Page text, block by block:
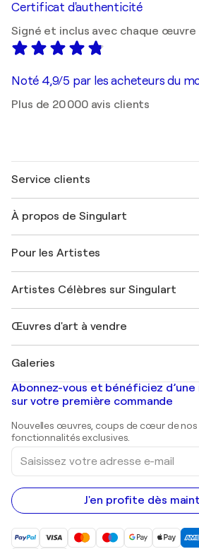
Certificat d'authenticité
Signé et inclus avec chaque œuvre
Noté 4,9/5 par les acheteurs du
Plus de 20 000 avis clients
Service clients
Expédition
Offrir une carte cadeau
Rejoignez notre programme
Mon compte
+33 1 76 44 06 42
À propos de Singulart
FAQ
Magazine Singulart
Emplois
Découvrez une sélection d'art original
Pour les Artistes
Se connecter en tant qu'Artiste
Artistes Célèbres sur Singulart
Marc Chagall
Banksy
Mr. Brainwash
Shepard Fairey
Œuvres d'art à vendre
Tableaux abstraits à vendre
Peintures de paysage
Estampes
Peintures acryliques
Galeries
Galeries d'art en France
Galeries d'art en Belgique
Abonnez-vous et bénéficiez d’une
sur votre première commande
Nouvelles œuvres, coups de cœur de nos
fonctionnalités exclusives.
Saisissez
votre
adresse
e-
mail
J'en profite dès